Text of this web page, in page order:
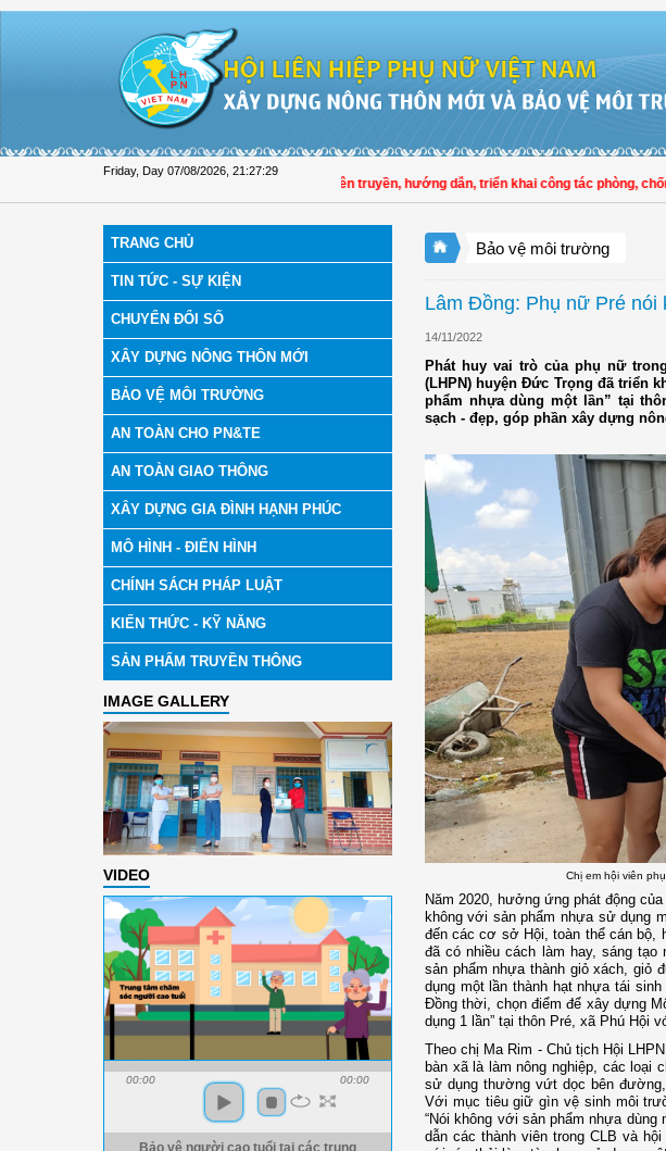
Friday, Day 07/08/2026 21:27:30
Hội LHPN tỉnh Đồng Tháp tuyên truyền, hướng dẫn, triển khai công tác phòng, chống
TRANG CHỦ
TIN TỨC - SỰ KIỆN
CHUYỂN ĐỔI SỐ
XÂY DỰNG NÔNG THÔN MỚI
BẢO VỆ MÔI TRƯỜNG
AN TOÀN CHO PN&TE
AN TOÀN GIAO THÔNG
XÂY DỰNG GIA ĐÌNH HẠNH PHÚC
MÔ HÌNH - ĐIỂN HÌNH
CHÍNH SÁCH PHÁP LUẬT
KIẾN THỨC - KỸ NĂNG
SẢN PHẨM TRUYỀN THÔNG
IMAGE GALLERY
VIDEO
00:00 00:00
Bảo vệ người cao tuổi tại các trung
Bảo vệ môi trường
Lâm Đồng: Phụ nữ Pré nói
14/11/2022
Phát huy vai trò của phụ nữ
(LHPN) huyện Đức Trọng đã triển
phẩm nhựa dùng một lần” tại
sạch - đẹp, góp phần xây dựng
Chị em hội viên
Năm 2020, hưởng ứng phát động
không với sản phẩm nhựa sử dụng
đến các cơ sở Hội, toàn thể cán bộ,
đã có nhiều cách làm hay, sáng
sản phẩm nhựa thành giỏ xách, giỏ
dụng một lần thành hạt nhựa tái
Đồng thời, chọn điểm để xây dựng
dụng 1 lần” tại thôn Pré, xã Phú Hội
Theo chị Ma Rim - Chủ tịch Hội
bàn xã là làm nông nghiệp, các loại
sử dụng thường vứt dọc bên
Với mục tiêu giữ gìn vệ sinh môi
“Nói không với sản phẩm nhựa
dẫn các thành viên trong CLB và